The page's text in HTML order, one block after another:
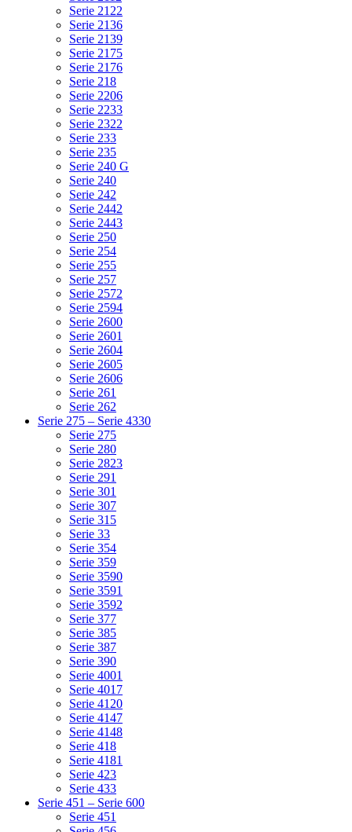
Serie 2122
Serie 2136
Serie 2139
Serie 2175
Serie 2176
Serie 218
Serie 2206
Serie 2233
Serie 2322
Serie 233
Serie 235
Serie 240 G
Serie 240
Serie 242
Serie 2442
Serie 2443
Serie 250
Serie 254
Serie 255
Serie 257
Serie 2572
Serie 2594
Serie 2600
Serie 2601
Serie 2604
Serie 2605
Serie 2606
Serie 261
Serie 262
Serie 275 – Serie 4330
Serie 275
Serie 280
Serie 2823
Serie 291
Serie 301
Serie 307
Serie 315
Serie 33
Serie 354
Serie 359
Serie 3590
Serie 3591
Serie 3592
Serie 377
Serie 385
Serie 387
Serie 390
Serie 4001
Serie 4017
Serie 4120
Serie 4147
Serie 4148
Serie 418
Serie 4181
Serie 423
Serie 433
Serie 451 – Serie 600
Serie 451